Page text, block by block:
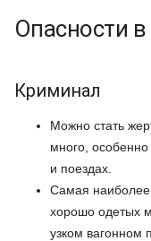
Опасности
Криминал
Можно стать
много,
и поездах.
Самая наиболее
хорошо одетых
узком вагонном